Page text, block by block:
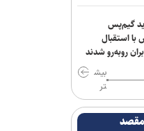
گیم‌پس
استقبال
روبه‌رو شدند
بیش
تر
مقصد